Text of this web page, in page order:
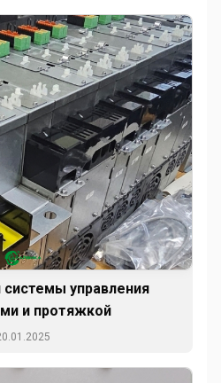
управления
и протяжкой